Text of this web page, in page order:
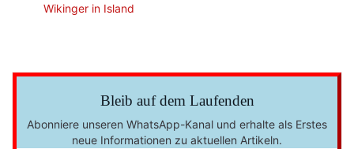
Wikinger in Island
Bleib auf dem Laufenden
Abonniere unseren WhatsApp-Kanal und erhalte als Erstes
neue Informationen zu aktuellen Artikeln.